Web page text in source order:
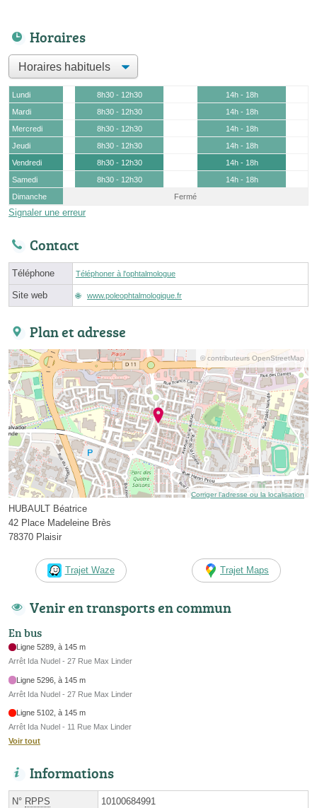
Horaires
Lundi 8h30 - 12h30
14h - 18h
Mardi
8h30 - 12h30
14h - 18h
Mercredi
8h30 - 12h30
14h - 18h
Jeudi
8h30 - 12h30
14h - 18h
Vendredi
8h30 - 12h30
14h - 18h
Samedi
8h30 - 12h30
14h - 18h
Dimanche
Fermé
Signaler une erreur
Contact
Téléphone Téléphoner à l'ophtalmologue
Site web www.poleophtalmologique.fr
Plan et adresse
© contributeurs OpenStreetMap
Corriger l’adresse ou la localisation
HUBAULT Béatrice
42 Place Madeleine Brès
78370 Plaisir
Trajet Waze Trajet Maps
Venir en transports en commun
En bus
Ligne 5289, à 145 m
Arrêt Ida Nudel - 27 Rue Max Linder
Ligne 5296, à 145 m
Arrêt Ida Nudel - 27 Rue Max Linder
Ligne 5102, à 145 m
Arrêt Ida Nudel - 11 Rue Max Linder
Voir tout
Informations
N° RPPS 10100684991